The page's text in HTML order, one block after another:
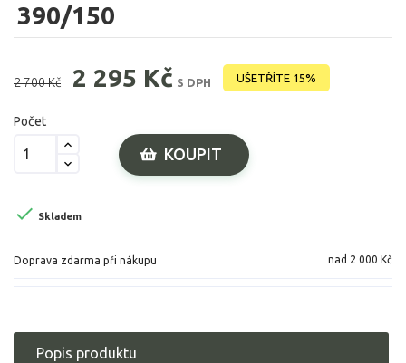
390/150
2 700 Kč 2 295 Kč S DPH UŠETŘÍTE 15%
Počet
KOUPIT
 Skladem
Doprava zdarma při nákupu nad 2 000 Kč
Popis produktu